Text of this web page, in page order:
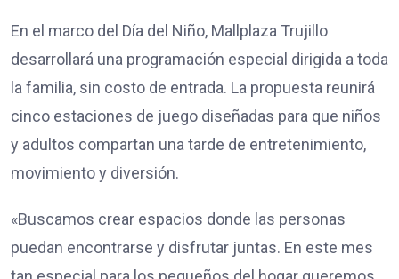
En el marco del Día del Niño, Mallplaza Trujillo
desarrollará una programación especial dirigida a toda
la familia, sin costo de entrada. La propuesta reunirá
cinco estaciones de juego diseñadas para que niños
y adultos compartan una tarde de entretenimiento,
movimiento y diversión.
«Buscamos crear espacios donde las personas
puedan encontrarse y disfrutar juntas. En este mes